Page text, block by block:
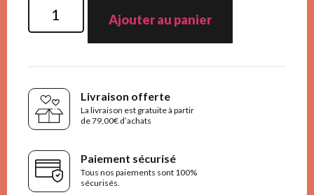
Ajouter au panier
Livraison offerte
La livraison est gratuite à partir
de 79,00€ d’achats
Paiement sécurisé
Tous nos paiements sont 100%
sécurisés.